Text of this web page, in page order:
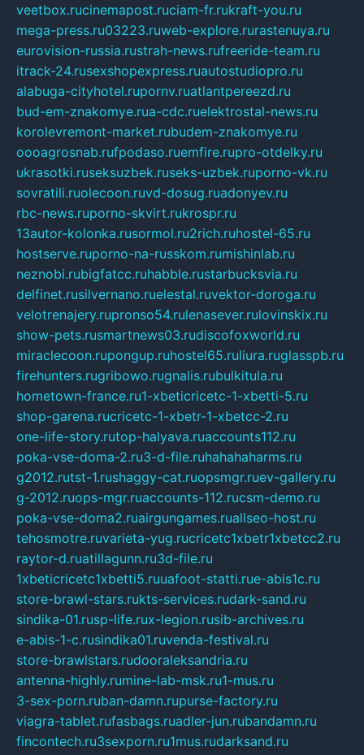
veetbox.rucinemapost.ruciam-fr.rukraft-you.ru
mega-press.ru03223.ruweb-explore.rurastenuya.ru
eurovision-russia.rustrah-news.rufreeride-team.ru
itrack-24.rusexshopexpress.ruautostudiopro.ru
alabuga-cityhotel.rupornv.ruatlantpereezd.ru
bud-em-znakomye.rua-cdc.ruelektrostal-news.ru
korolevremont-market.rubudem-znakomye.ru
oooagrosnab.rufpodaso.ruemfire.rupro-otdelky.ru
ukrasotki.ruseksuzbek.ruseks-uzbek.ruporno-vk.ru
sovratili.ruolecoon.ruvd-dosug.ruadonyev.ru
rbc-news.ruporno-skvirt.rukrospr.ru
13autor-kolonka.rusormol.ru2rich.ruhostel-65.ru
hostserve.ruporno-na-russkom.rumishinlab.ru
neznobi.rubigfatcc.ruhabble.rustarbucksvia.ru
delfinet.rusilvernano.ruelestal.ruvektor-doroga.ru
velotrenajery.rupronso54.rulenasever.rulovinskix.ru
show-pets.rusmartnews03.rudiscofoxworld.ru
miraclecoon.rupongup.ruhostel65.ruliura.ruglasspb.ru
firehunters.rugribowo.rugnalis.rubulkitula.ru
hometown-france.ru1-xbeticricetc-1-xbetti-5.ru
shop-garena.rucricetc-1-xbetr-1-xbetcc-2.ru
one-life-story.rutop-halyava.ruaccounts112.ru
poka-vse-doma-2.ru3-d-file.ruhahahaharms.ru
g2012.rutst-1.rushaggy-cat.ruopsmgr.ruev-gallery.ru
g-2012.ruops-mgr.ruaccounts-112.rucsm-demo.ru
poka-vse-doma2.ruairgungames.ruallseo-host.ru
tehosmotre.ruvarieta-yug.rucricetc1xbetr1xbetcc2.ru
raytor-d.ruatillagunn.ru3d-file.ru
1xbeticricetc1xbetti5.ruuafoot-statti.rue-abis1c.ru
store-brawl-stars.rukts-services.rudark-sand.ru
sindika-01.rusp-life.rux-legion.rusib-archives.ru
e-abis-1-c.rusindika01.ruvenda-festival.ru
store-brawlstars.rudooraleksandria.ru
antenna-highly.rumine-lab-msk.ru1-mus.ru
3-sex-porn.ruban-damn.rupurse-factory.ru
viagra-tablet.rufasbags.ruadler-jun.rubandamn.ru
fincontech.ru3sexporn.ru1mus.rudarksand.ru